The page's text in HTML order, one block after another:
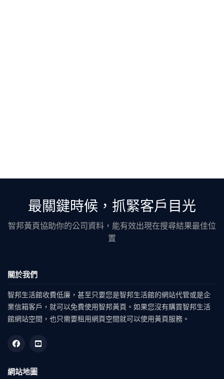
最關鍵時候，抓緊客戶目光
智邦黃頁協助你的公司資料，能有效出現在搜尋結果最佳位
置
關於我們
智邦生活館收費低廉，甚至只要您是智邦生活館的網站代管或是企
業信箱客戶，就可以免費使用智邦黃頁。如果您沒有購買智邦生活
館網站空間，也只需要租用網頁空間就可以使用黃頁服務。
網站地圖